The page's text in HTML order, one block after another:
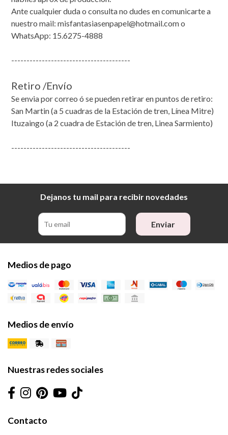
Ante cualquier duda o consulta no dudes en comunicarte a
nuestro mail: misfantasiasenpapel@hotmail.com o
WhatsApp: 15.6275-4888
---------------------------------------
Retiro /Envío
Se envia por correo ó se pueden retirar en puntos de retiro:
San Martin (a 5 cuadras de la Estación de tren, Línea Mitre)
Ituzaingo (a 2 cuadra de Estación de tren, Linea Sarmiento)
---------------------------------------
Dejanos tu mail para recibir novedades
Enviar
Medios de pago
Medios de envío
Nuestras redes sociales
Contacto